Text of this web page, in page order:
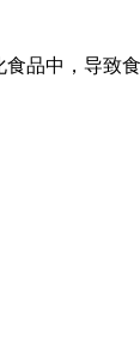
品中，导致食